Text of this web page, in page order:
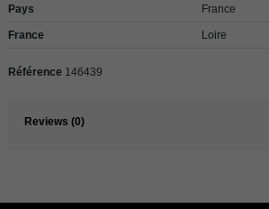
Pays France
France Loire
Référence 146439
Reviews (0)